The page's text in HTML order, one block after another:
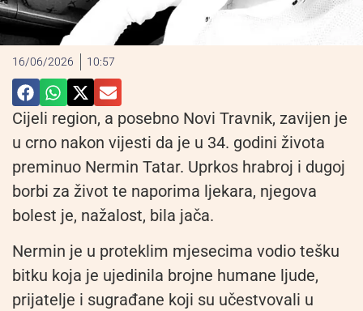
16/06/2026 10:57
Cijeli region, a posebno Novi Travnik, zavijen je
u crno nakon vijesti da je u 34. godini života
preminuo Nermin Tatar. Uprkos hrabroj i dugoj
borbi za život te naporima ljekara, njegova
bolest je, nažalost, bila jača.
Nermin je u proteklim mjesecima vodio tešku
bitku koja je ujedinila brojne humane ljude,
prijatelje i sugrađane koji su učestvovali u